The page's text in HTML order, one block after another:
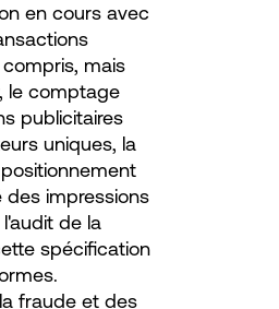
en cours avec
mais
le comptage
publicitaires
uniques, la
des impressions
de la
spécification
fraude et des